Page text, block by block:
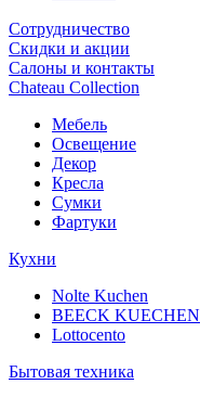
Сотрудничество
Скидки и акции
Салоны и контакты
Chateau Collection
Мебель
Освещение
Декор
Кресла
Сумки
Фартуки
Кухни
Nolte Kuchen
BEECK KUECHEN
Lottocento
Бытовая техника